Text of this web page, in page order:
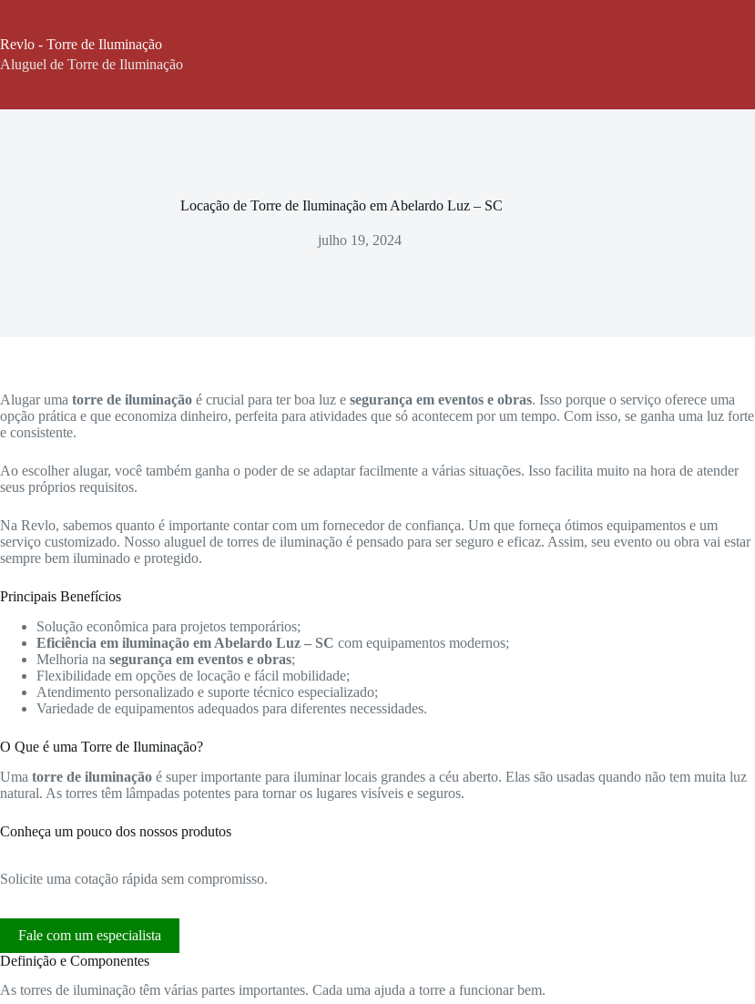
o
conteúdo
Revlo - Torre de Iluminação
Aluguel de Torre de Iluminação
Locação de Torre de Iluminação em Abelardo Luz – SC
julho 19, 2024
Alugar uma torre de iluminação é crucial para ter boa luz e segurança em eventos e obras. Isso porque o serviço oferece uma
opção prática e que economiza dinheiro, perfeita para atividades que só acontecem por um tempo. Com isso, se ganha uma luz forte
e consistente.
Ao escolher alugar, você também ganha o poder de se adaptar facilmente a várias situações. Isso facilita muito na hora de atender
seus próprios requisitos.
Na Revlo, sabemos quanto é importante contar com um fornecedor de confiança. Um que forneça ótimos equipamentos e um
serviço customizado. Nosso aluguel de torres de iluminação é pensado para ser seguro e eficaz. Assim, seu evento ou obra vai estar
sempre bem iluminado e protegido.
Principais Benefícios
Solução econômica para projetos temporários;
Eficiência em iluminação em Abelardo Luz – SC com equipamentos modernos;
Melhoria na segurança em eventos e obras;
Flexibilidade em opções de locação e fácil mobilidade;
Atendimento personalizado e suporte técnico especializado;
Variedade de equipamentos adequados para diferentes necessidades.
O Que é uma Torre de Iluminação?
Uma torre de iluminação é super importante para iluminar locais grandes a céu aberto. Elas são usadas quando não tem muita luz
natural. As torres têm lâmpadas potentes para tornar os lugares visíveis e seguros.
Conheça um pouco dos nossos produtos
Solicite uma cotação rápida sem compromisso.
Fale com um especialista
Definição e Componentes
As torres de iluminação têm várias partes importantes. Cada uma ajuda a torre a funcionar bem.